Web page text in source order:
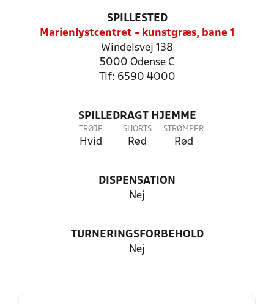
SPILLESTED
Marienlystcentret - kunstgræs, bane 1
Windelsvej 138
5000 Odense C
Tlf: 6590 4000
SPILLEDRAGT HJEMME
TRØJE
Hvid
SHORTS
Rød
STRØMPER
Rød
DISPENSATION
Nej
TURNERINGSFORBEHOLD
Nej